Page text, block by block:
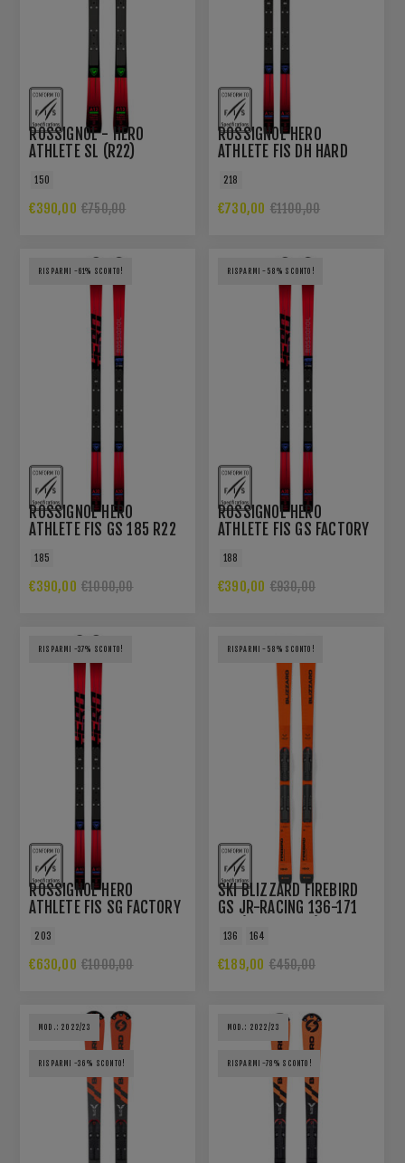
ROSSIGNOL - HERO
ATHLETE SL (R22)
150
€390,00 €750,00
ROSSIGNOL HERO
ATHLETE FIS DH HARD
218
€730,00 €1100,00
RISPARMI -61% SCONTO!
ROSSIGNOL HERO
ATHLETE FIS GS 185 R22
185
€390,00 €1000,00
RISPARMI -58% SCONTO!
ROSSIGNOL HERO
ATHLETE FIS GS FACTORY
188
€390,00 €930,00
RISPARMI -37% SCONTO!
ROSSIGNOL HERO
ATHLETE FIS SG FACTORY
203
€630,00 €1000,00
RISPARMI -58% SCONTO!
SKI BLIZZARD FIREBIRD
GS JR-RACING 136-171
136 164
€189,00 €450,00
MOD.: 2022/23
RISPARMI -36% SCONTO!
MOD.: 2022/23
RISPARMI -78% SCONTO!